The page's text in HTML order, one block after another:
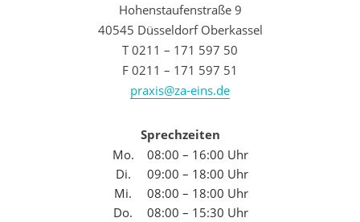
Hohenstaufenstraße 9
40545 Düsseldorf Oberkassel
T 0211 – 171 597 50
F 0211 – 171 597 51
praxis@za-eins.de
Sprechzeiten
Mo.
08:00 – 16:00 Uhr
Di.
09:00 – 18:00 Uhr
Mi.
08:00 – 18:00 Uhr
Do.
08:00 – 15:30 Uhr